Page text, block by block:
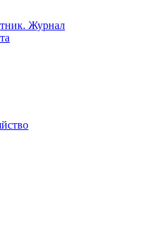
Журнал